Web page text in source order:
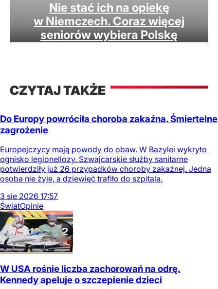
Nie stać ich na opiekę
w Niemczech. Coraz więcej
seniorów wybiera Polskę
CZYTAJ TAKŻE
Do Europy powróciła choroba zakaźna. Śmiertelne
zagrożenie
Europejczycy mają powody do obaw. W Bazylei wykryto
ognisko legionellozy. Szwajcarskie służby sanitarne
potwierdziły już 26 przypadków choroby zakaźnej. Jedna
osoba nie żyje, a dziewięć trafiło do szpitala.
3 sie 2026 17:57
ŚwiatOpinie
W USA rośnie liczba zachorowań na odrę.
Kennedy apeluje o szczepienie dzieci